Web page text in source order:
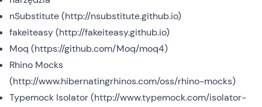
nSubstitute (http://nsubstitute.github.io)
fakeiteasy (http://fakeiteasy.github.io)
Moq (https://github.com/Moq/moq4)
Rhino Mocks
(http://www.hibernatingrhinos.com/oss/rhino-mocks)
Typemock Isolator (http://www.typemock.com/isolator-